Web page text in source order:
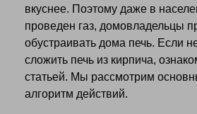
вкуснее. Поэтому даже в
проведен газ, домовладельцы
обустраивать дома печь. Если
сложить печь из кирпича,
статьей. Мы рассмотрим
алгоритм действий.